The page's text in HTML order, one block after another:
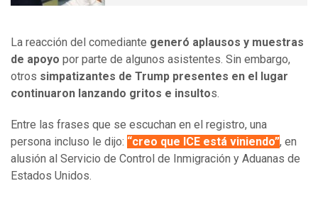
La reacción del comediante generó aplausos y muestras
de apoyo por parte de algunos asistentes. Sin embargo,
otros simpatizantes de Trump presentes en el lugar
continuaron lanzando gritos e insultos.
Entre las frases que se escuchan en el registro, una
persona incluso le dijo: “creo que ICE está viniendo”, en
alusión al Servicio de Control de Inmigración y Aduanas de
Estados Unidos.